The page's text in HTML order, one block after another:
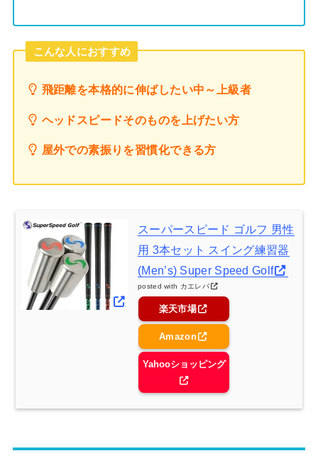
こんな人におすすめ
飛距離を本格的に伸ばしたい中～上級者
ヘッドスピードそのものを上げたい方
屋外での素振りを習慣化できる方
スーパースピード ゴルフ 男性
用 3本セット スイング練習器
(Men’s) Super Speed Golf
posted with カエレバ
楽天市場
Amazon
Yahooショッピング